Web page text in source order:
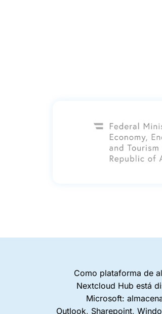
Como plataforma de
Nextcloud Hub está
Microsoft:
Outlook, Sharepoint,